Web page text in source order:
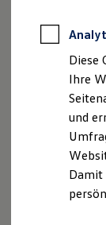
Diese
Ihre
und
Damit